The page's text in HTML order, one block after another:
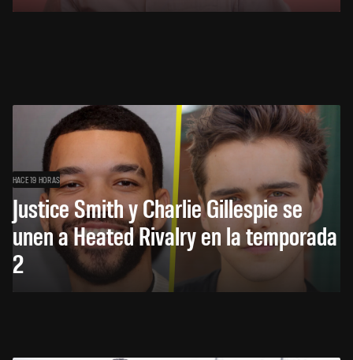
HACE 19 HORAS
Justice Smith y Charlie Gillespie se
unen a Heated Rivalry en la temporada
2